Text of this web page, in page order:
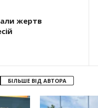
жертв
БІЛЬШЕ ВІД АВТОРА